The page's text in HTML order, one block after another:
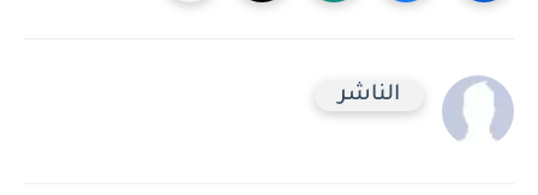
الناشر